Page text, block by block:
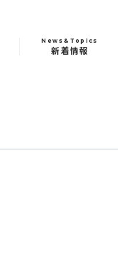
News&Topics
新着情報